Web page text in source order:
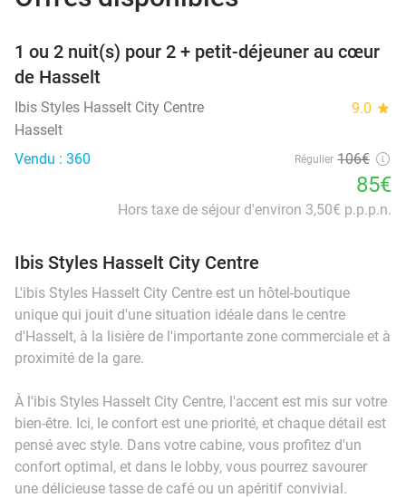
1 ou 2 nuit(s) pour 2 + petit-déjeuner au cœur
de Hasselt
Ibis Styles Hasselt City Centre 9.0 star
Hasselt
Vendu : 360
Régulier 106€
85€
Hors taxe de séjour d'environ 3,50€ p.p.p.n.
Ibis Styles Hasselt City Centre
L'ibis Styles Hasselt City Centre est un hôtel-boutique
unique qui jouit d'une situation idéale dans le centre
d'Hasselt, à la lisière de l'importante zone commerciale et à
proximité de la gare.
À l'ibis Styles Hasselt City Centre, l'accent est mis sur votre
bien-être. Ici, le confort est une priorité, et chaque détail est
pensé avec style. Dans votre cabine, vous profitez d'un
confort optimal, et dans le lobby, vous pourrez savourer
une délicieuse tasse de café ou un apéritif convivial.